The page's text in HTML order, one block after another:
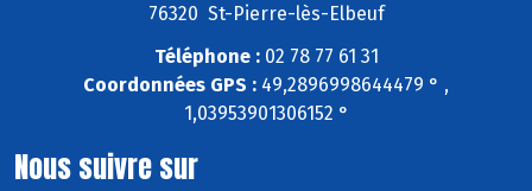
76320 St-Pierre-lès-Elbeuf
Téléphone :02 78 77 61 31
Coordonnées GPS : 49,2896998644479 ° ,
1,03953901306152 °
Nous suivre sur